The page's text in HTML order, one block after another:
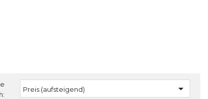
Preis (aufsteigend) 